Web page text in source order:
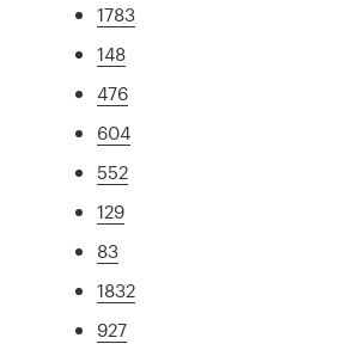
1783
148
476
604
552
129
83
1832
927